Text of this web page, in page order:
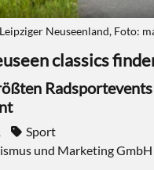
Neuseenland, Foto:
classics
Sport
und Marketing GmbH